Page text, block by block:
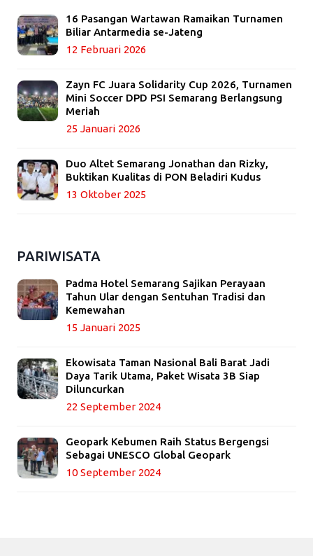
16 Pasangan Wartawan Ramaikan Turnamen
Biliar Antarmedia se-Jateng
12 Februari 2026
Zayn FC Juara Solidarity Cup 2026, Turnamen
Mini Soccer DPD PSI Semarang Berlangsung
Meriah
25 Januari 2026
Duo Altet Semarang Jonathan dan Rizky,
Buktikan Kualitas di PON Beladiri Kudus
13 Oktober 2025
PARIWISATA
Padma Hotel Semarang Sajikan Perayaan
Tahun Ular dengan Sentuhan Tradisi dan
Kemewahan
15 Januari 2025
Ekowisata Taman Nasional Bali Barat Jadi
Daya Tarik Utama, Paket Wisata 3B Siap
Diluncurkan
22 September 2024
Geopark Kebumen Raih Status Bergengsi
Sebagai UNESCO Global Geopark
10 September 2024